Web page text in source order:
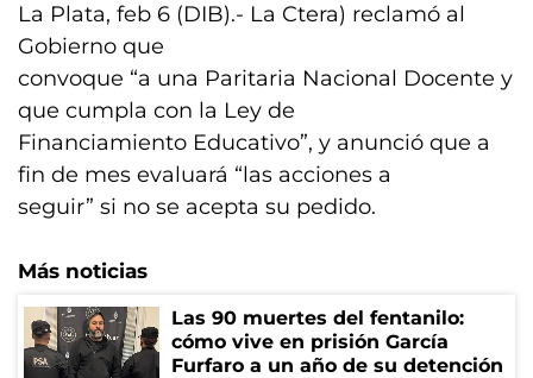
La Plata, feb 6 (DIB).- La Ctera) reclamó al
Gobierno que
convoque “a una Paritaria Nacional Docente y
que cumpla con la Ley de
Financiamiento Educativo”, y anunció que a
fin de mes evaluará “las acciones a
seguir” si no se acepta su pedido.
Más noticias
Las 90 muertes del fentanilo:
cómo vive en prisión García
Furfaro a un año de su detención